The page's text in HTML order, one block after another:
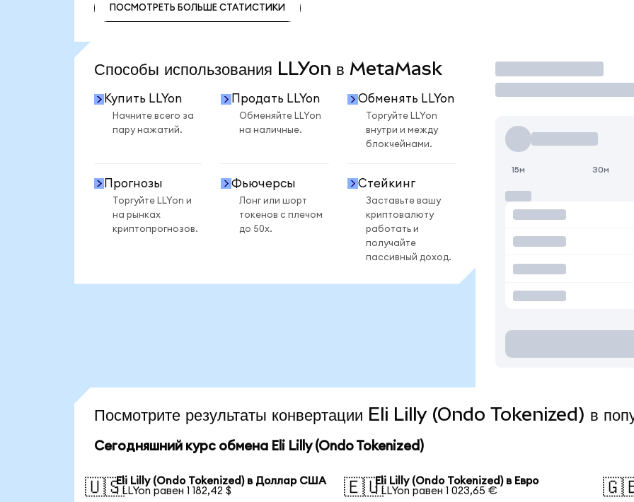
ПОСМОТРЕТЬ БОЛЬШЕ СТАТИСТИКИ
Способы использования LLYon в MetaMask
Купить LLYon
Начните всего за
пару нажатий.
Продать LLYon
Обменяйте LLYon
на наличные.
Обменять LLYon
Торгуйте LLYon
внутри и между
блокчейнами.
Прогнозы
Торгуйте LLYon и
на рынках
криптопрогнозов.
Фьючерсы
Лонг или шорт
токенов с плечом
до 50x.
Стейкинг
Заставьте вашу
криптовалюту
работать и
получайте
пассивный доход.
Торговать
15м 30м
Посмотрите результаты конвертации Eli Lilly (Ondo Tokenized) в
Сегодняшний курс обмена Eli Lilly (Ondo Tokenized)
🇺🇸Eli Lilly (Ondo Tokenized) в Доллар США
1 LLYon равен 1 182,42 $
🇪🇺Eli Lilly (Ondo Tokenized) в Евро
1 LLYon равен 1 023,65 €